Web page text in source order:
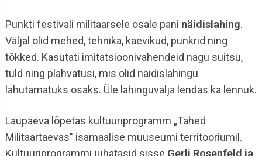
Punkti festivali militaarsele osale pani näidislahing.
Väljal olid mehed, tehnika, kaevikud, punkrid ning
tõkked. Kasutati imitatsioonivahendeid nagu suitsu,
tuld ning plahvatusi, mis olid näidislahingu
lahutamatuks osaks. Üle lahinguvälja lendas ka lennuk.
Laupäeva lõpetas kultuuriprogramm „Tähed
Militaartaevas" isamaalise muuseumi territooriumil.
Kultuuriprogrammi juhatasid sisse Gerli Rosenfeld ja